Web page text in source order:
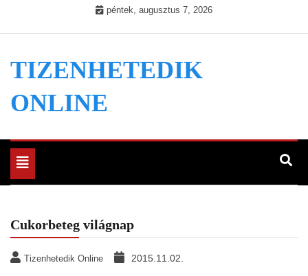
péntek, augusztus 7, 2026
TIZENHETEDIK
ONLINE
Toggle
navigation
Cukorbeteg világnap
Tizenhetedik Online 2015.11.02.